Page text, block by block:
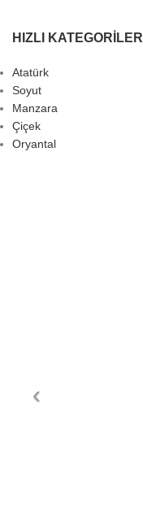
HIZLI KATEGORILER
Atatürk
Soyut
Manzara
Çiçek
Oryantal